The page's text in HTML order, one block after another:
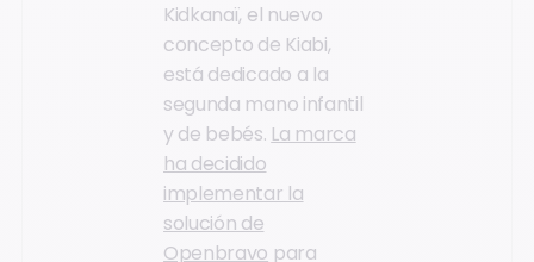
Kidkanaï, el nuevo
concepto de Kiabi,
está dedicado a la
segunda mano infantil
y de bebés. La marca
ha decidido
implementar la
solución de
Openbravo para